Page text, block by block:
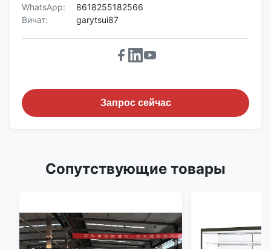
WhatsApp:
8618255182566
Вичат:
garytsui87
Запрос сейчас
Сопутствующие товары